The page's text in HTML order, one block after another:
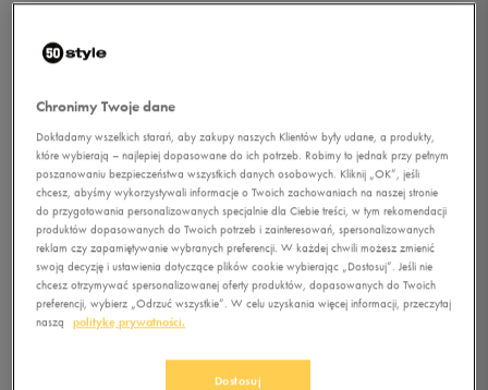
UNDER ARMOUR SZORTY
HITT WOVE
0.0(0)
129,99złz Vat
+ 650 PKT W KLUBIE 50 STYLE
Chronimy Twoje dane
Dokładamy wszelkich starań, aby zakupy naszych Klientów były udane, a produkty,
które wybierają – najlepiej dopasowane do ich potrzeb. Robimy to jednak przy pełnym
poszanowaniu bezpieczeństwa wszystkich danych osobowych. Kliknij „OK”, jeśli
chcesz, abyśmy wykorzystywali informacje o Twoich zachowaniach na naszej stronie
do przygotowania personalizowanych specjalnie dla Ciebie treści, w tym rekomendacji
produktów dopasowanych do Twoich potrzeb i zainteresowań, spersonalizowanych
reklam czy zapamiętywanie wybranych preferencji. W każdej chwili możesz zmienić
swoją decyzję i ustawienia dotyczące plików cookie wybierając „Dostosuj”. Jeśli nie
chcesz otrzymywać spersonalizowanej oferty produktów, dopasowanych do Twoich
preferencji, wybierz „Odrzuć wszystkie”. W celu uzyskania więcej informacji, przeczytaj
naszą
politykę prywatności.
Dostosuj